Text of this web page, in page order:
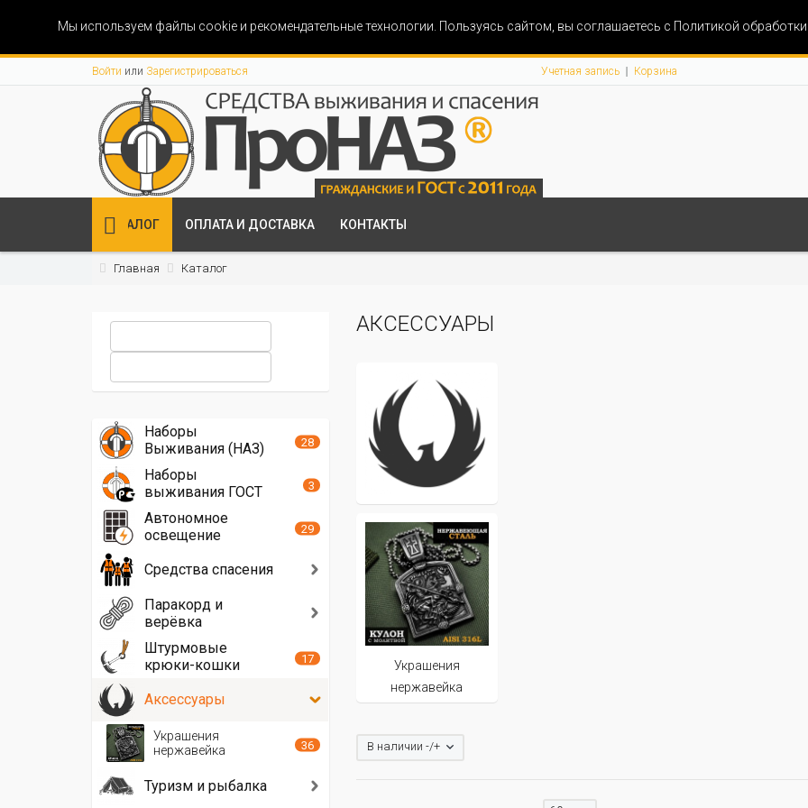
Мы используем файлы cookie и рекомендательные технологии. Пользуясь сайтом, вы соглашаетесь с Политикой
Войти или Зарегистрироваться Учетная запись Корзина
КАТАЛОГ ОПЛАТА И ДОСТАВКА КОНТАКТЫ
Главная Каталог
АКСЕССУАРЫ
Украшения
нержавейка
В наличии -/+
Наборы
Выживания (НАЗ)
28
Наборы
выживания ГОСТ
3
Автономное
освещение
29
Средства спасения
Паракорд и
верёвка
Штурмовые
крюки-кошки
17
Аксессуары
Украшения
нержавейка
36
Туризм и рыбалка